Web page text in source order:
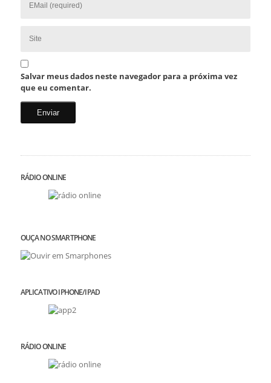
Salvar meus dados neste navegador para a próxima vez
que eu comentar.
RÁDIO ONLINE
OUÇA NO SMARTPHONE
APLICATIVO IPHONE/IPAD
RÁDIO ONLINE